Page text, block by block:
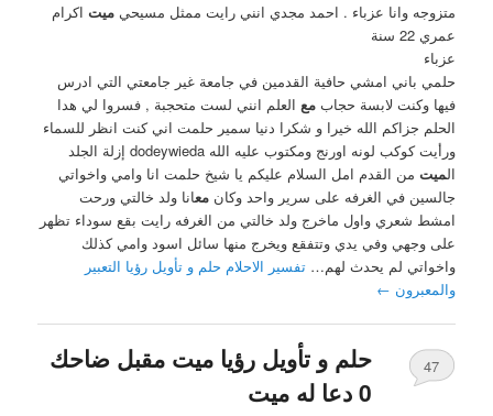
متزوجه وانا عزباء . احمد مجدي انني رايت ممثل مسيحيميت اكرام
عمري 22 سنة
عزباء
حلمي باني امشي حافية القدمين في جامعة غير جامعتي التي ادرس
فيها وكنت لابسة حجابمع العلم انني لست متحجبة , فسروا لي هدا
الحلم جزاكم الله خيرا و شكرا دنيا سمير حلمت اني كنت انظر للسماء
ورأيت كوكب لونه اورنج ومكتوب عليه الله dodeywieda إزلة الجلد
الميت من القدم امل السلام عليكم يا شيخ حلمت انا وامي واخواتي
جالسين في الغرفه على سرير واحد وكانمعانا ولد خالتي ورحت
امشط شعري واول ماخرج ولد خالتي من الغرفه رايت بقع سوداء تظهر
على وجهي وفي يدي وتتفقع ويخرج منها سائل اسود وامي كذلك
واخواتي لم يحدث لهم…تفسير الاحلام حلم و تأويل رؤيا التعبير
والمعبرون ←
حلم و تأويل رؤيا ميت مقبل ضاحك
0 دعا له ميت
47